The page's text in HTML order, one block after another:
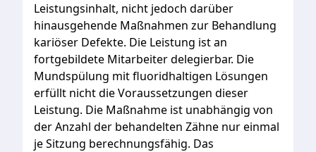
Leistungsinhalt, nicht jedoch darüber
hinausgehende Maßnahmen zur Behandlung
kariöser Defekte. Die Leistung istan
fortgebildete Mitarbeiterdelegierbar. Die
Mundspülung mitfluoridhaltigen Lösungen
erfüllt nichtdieVoraussetzungen dieser
Leistung. Die Maßnahme ist unabhängig von
derAnzahl der behandelten Zähne nureinmal
jeSitzung berechnungsfähig. Das